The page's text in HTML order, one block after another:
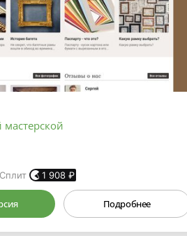
мастерской
1 908₽
Подробнее